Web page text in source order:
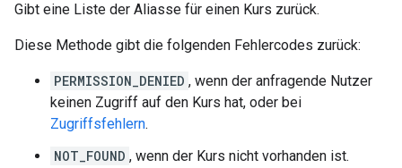
Gibt eine Liste der Aliasse für einen Kurs zurück.
Diese Methode gibt die folgenden Fehlercodes zurück:
PERMISSION_DENIED , wenn der anfragende Nutzer
keinen Zugriff auf den Kurs hat, oder bei
Zugriffsfehlern.
NOT_FOUND , wenn der Kurs nicht vorhanden ist.